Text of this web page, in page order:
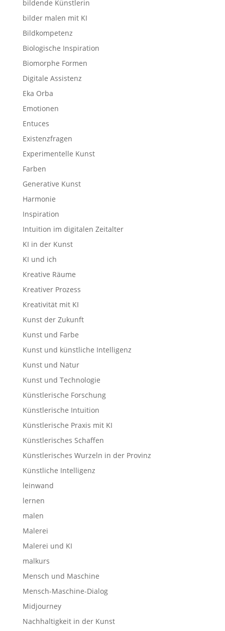
bildende Künstlerin
bilder malen mit KI
Bildkompetenz
Biologische Inspiration
Biomorphe Formen
Digitale Assistenz
Eka Orba
Emotionen
Entuces
Existenzfragen
Experimentelle Kunst
Farben
Generative Kunst
Harmonie
Inspiration
Intuition im digitalen Zeitalter
KI in der Kunst
KI und ich
Kreative Räume
Kreativer Prozess
Kreativität mit KI
Kunst der Zukunft
Kunst und Farbe
Kunst und künstliche Intelligenz
Kunst und Natur
Kunst und Technologie
Künstlerische Forschung
Künstlerische Intuition
Künstlerische Praxis mit KI
Künstlerisches Schaffen
Künstlerisches Wurzeln in der Provinz
Künstliche Intelligenz
leinwand
lernen
malen
Malerei
Malerei und KI
malkurs
Mensch und Maschine
Mensch-Maschine-Dialog
Midjourney
Nachhaltigkeit in der Kunst